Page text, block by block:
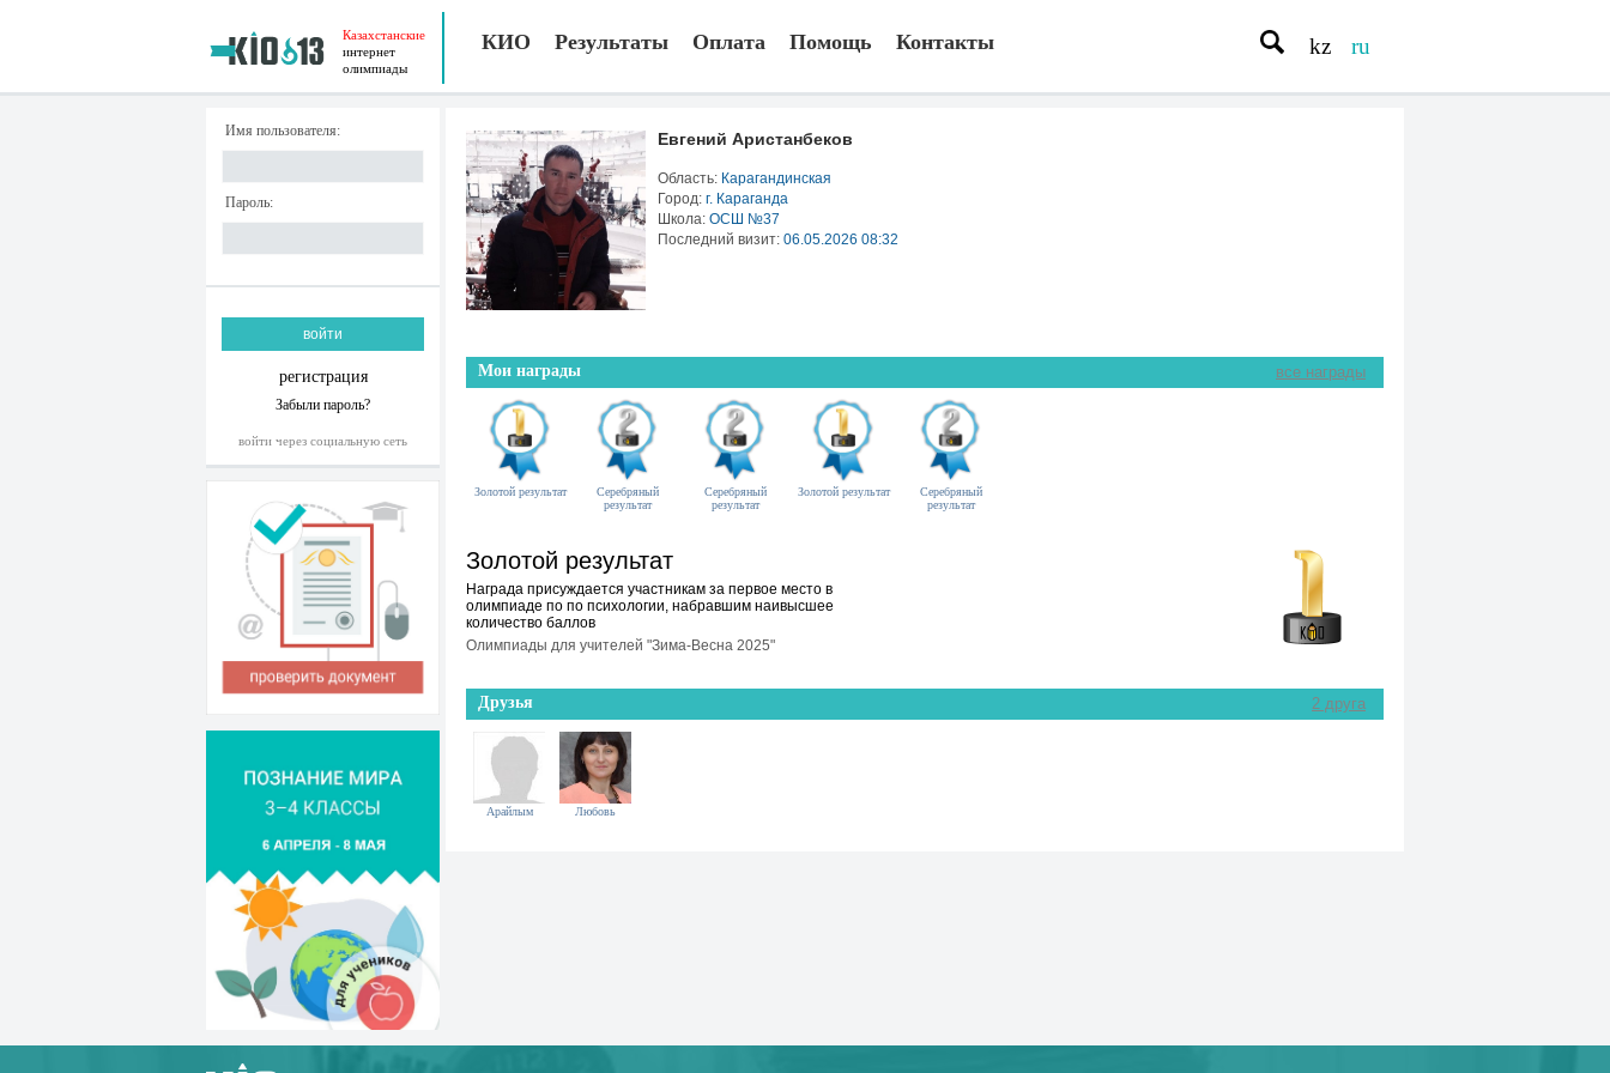
Казахстанские
интернет
олимпиады
КИО Результаты Оплата Помощь Контакты kz ru
Имя пользователя:
Пароль:
регистрация
Забыли пароль?
войти через социальную сеть
Евгений Аристанбеков
Область: Карагандинская
Город: г. Караганда
Школа: ОCШ №37
Последний визит: 06.05.2026 08:32
Мои награды все награды
Золотой результат
Серебряный
результат
Серебряный
результат
Золотой результат
Серебряный
результат
Золотой результат
Награда присуждается участникам за первое место в
олимпиаде по по психологии, набравшим наивысшее
количество баллов
Олимпиады для учителей "Зима-Весна 2025"
Друзья 2 друга
Арайлым Любовь